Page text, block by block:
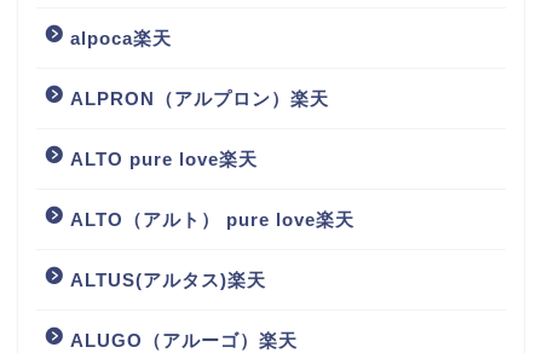
alpoca楽天
ALPRON（アルプロン）楽天
ALTO pure love楽天
ALTO（アルト） pure love楽天
ALTUS(アルタス)楽天
ALUGO（アルーゴ）楽天